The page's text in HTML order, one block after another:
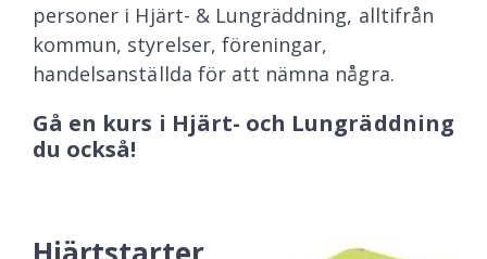
personer i Hjärt- & Lungräddning, alltifrån
kommun, styrelser, föreningar,
handelsanställda för att nämna några.
Gå en kurs i Hjärt- och Lungräddning
du också!